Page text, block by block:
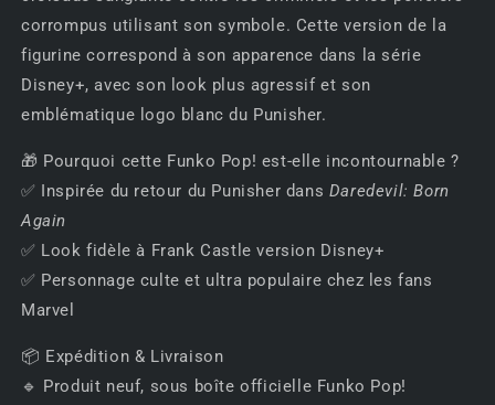
corrompus utilisant son symbole. Cette version de la
figurine correspond à son apparence dans la série
Disney+, avec son look plus agressif et son
emblématique logo blanc du Punisher.
🎁 Pourquoi cette Funko Pop! est-elle incontournable ?
✅ Inspirée du retour du Punisher dans Daredevil: Born
Again
✅ Look fidèle à Frank Castle version Disney+
✅ Personnage culte et ultra populaire chez les fans
Marvel
📦 Expédition & Livraison
🔹 Produit neuf, sous boîte officielle Funko Pop!